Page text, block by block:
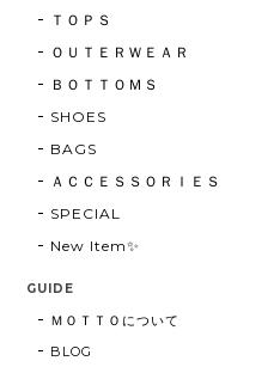
ＴＯＰＳ
ＯＵＴＥＲＷＥＡＲ
ＢＯＴＴＯＭＳ
SHOES
BAGS
ＡＣＣＥＳＳＯＲＩＥＳ
SPECIAL
New Item✨
GUIDE
ＭＯＴＴＯについて
BLOG